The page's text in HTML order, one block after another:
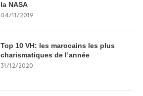
la NASA
04/11/2019
Top 10 VH: les marocains les plus
charismatiques de l’année
31/12/2020